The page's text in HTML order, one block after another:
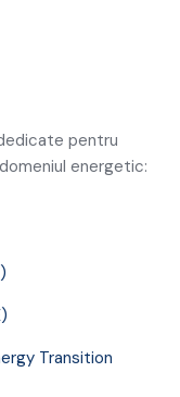
pentru
energetic:
Transition